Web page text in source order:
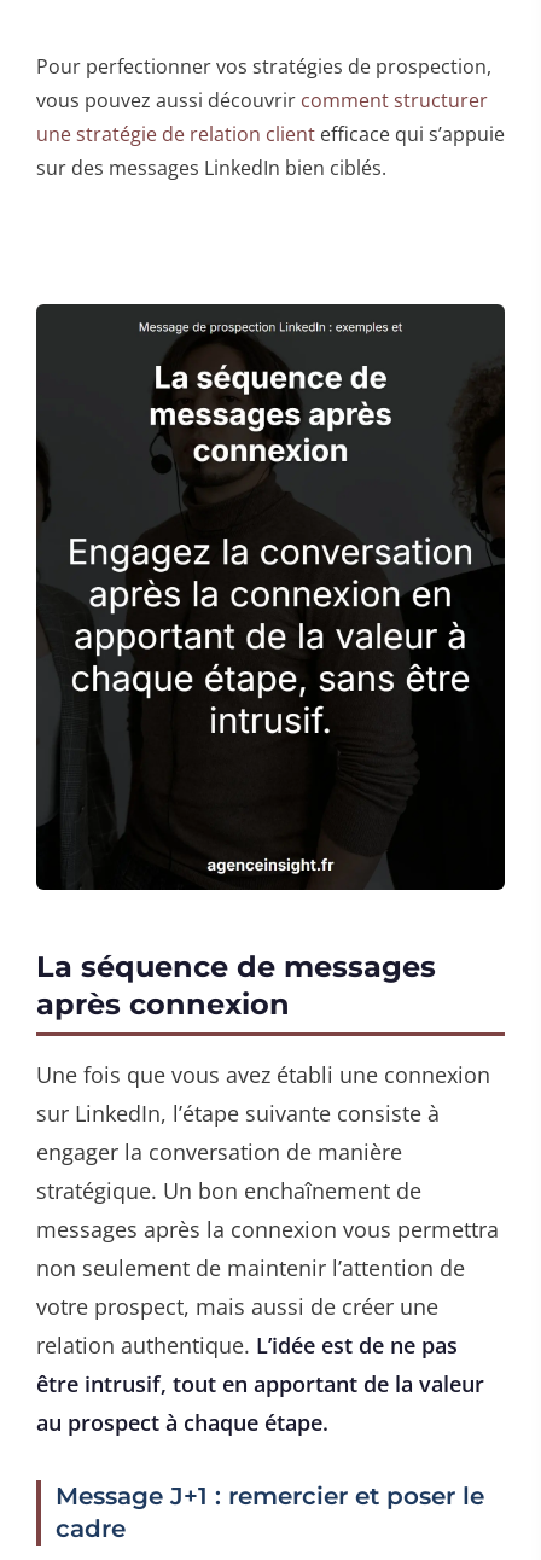
Pour perfectionner vos stratégies de prospection,
vous pouvez aussi découvrir comment structurer
une stratégie de relation client efficace qui s’appuie
sur des messages LinkedIn bien ciblés.
La séquence de messages
après connexion
Une fois que vous avez établi une connexion
sur LinkedIn, l’étape suivante consiste à
engager la conversation de manière
stratégique. Un bon enchaînement de
messages après la connexion vous permettra
non seulement de maintenir l’attention de
votre prospect, mais aussi de créer une
relation authentique. L’idée est de ne pas
être intrusif, tout en apportant de la valeur
au prospect à chaque étape.
Message J+1 : remercier et poser le
cadre